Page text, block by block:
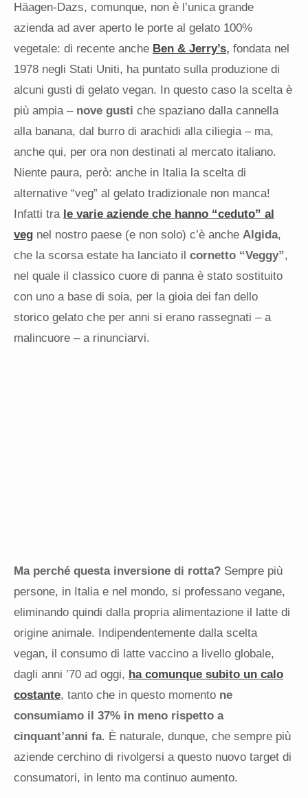
Häagen-Dazs, comunque, non è l’unica grande
azienda ad aver aperto le porte al gelato 100%
vegetale: di recente anche Ben & Jerry’s, fondata nel
1978 negli Stati Uniti, ha puntato sulla produzione di
alcuni gusti di gelato vegan. In questo caso la scelta è
più ampia – nove gusti che spaziano dalla cannella
alla banana, dal burro di arachidi alla ciliegia – ma,
anche qui, per ora non destinati al mercato italiano.
Niente paura, però: anche in Italia la scelta di
alternative “veg” al gelato tradizionale non manca!
Infatti tra le varie aziende che hanno “ceduto” al
veg nel nostro paese (e non solo) c’è anche Algida,
che la scorsa estate ha lanciato il cornetto “Veggy”,
nel quale il classico cuore di panna è stato sostituito
con uno a base di soia, per la gioia dei fan dello
storico gelato che per anni si erano rassegnati – a
malincuore – a rinunciarvi.
Ma perché questa inversione di rotta? Sempre più
persone, in Italia e nel mondo, si professano vegane,
eliminando quindi dalla propria alimentazione il latte di
origine animale. Indipendentemente dalla scelta
vegan, il consumo di latte vaccino a livello globale,
dagli anni ’70 ad oggi, ha comunque subito un calo
costante, tanto che in questo momento ne
consumiamo il 37% in meno rispetto a
cinquant’anni fa. È naturale, dunque, che sempre più
aziende cerchino di rivolgersi a questo nuovo target di
consumatori, in lento ma continuo aumento.